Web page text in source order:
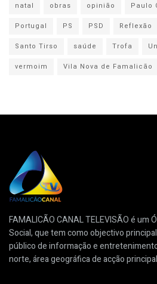
natal
obras opinião Paulo
Portugal
PS PSD Reflexão
Santo Tirso
saúde Trofa
vermoim
Vila Nova de Famalicão
FAMALICÃO CANAL TELEVISÃO é um
Social, que tem como objectivo
público de informação e
norte, área geográfica de acção